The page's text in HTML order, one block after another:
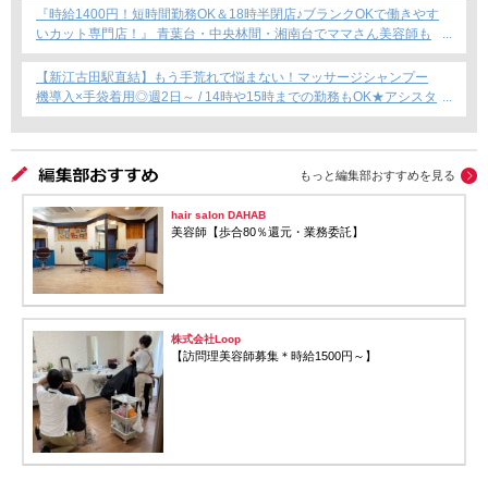
『時給1400円！短時間勤務OK＆18時半閉店♪ブランクOKで働きやす
いカット専門店！』 青葉台・中央林間・湘南台でママさん美容師も
安心のサロン募集！
【新江古田駅直結】もう手荒れで悩まない！マッサージシャンプー
機導入×手袋着用◎週2日～ / 14時や15時までの勤務もOK★アシスタ
ント専任募集★
もっと編集部おすすめを見る
hair salon DAHAB
美容師【歩合80％還元・業務委託】
株式会社Loop
【訪問理美容師募集＊時給1500円～】